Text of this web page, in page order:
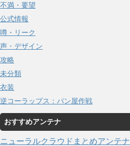
不満・要望
公式情報
噂・リーク
声・デザイン
攻略
未分類
衣装
逆コーラップス：パン屋作戦
おすすめアンテナ
ニューラルクラウドまとめアンテナ